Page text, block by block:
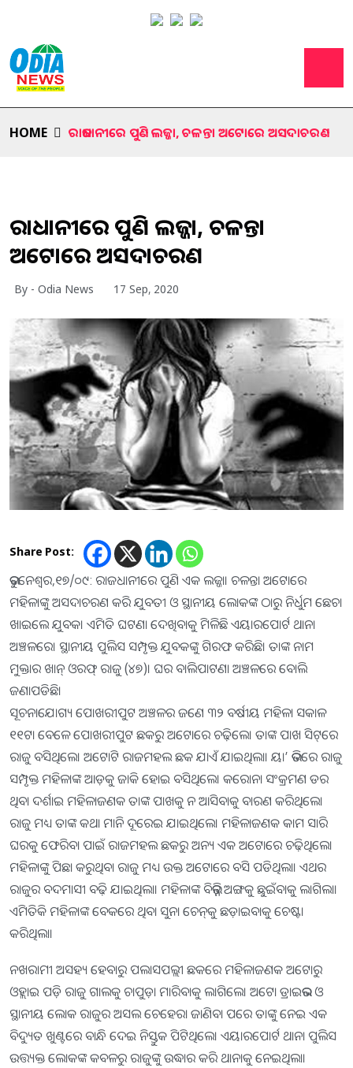
HOME ରାଜଧାନୀରେ ପୁଣି ଲଜ୍ଜା, ଚଳନ୍ତା ଅଟୋରେ ଅସଦାଚରଣ
ରାଜଧାନୀରେ ପୁଣି ଲଜ୍ଜା, ଚଳନ୍ତା
ଅଟୋରେ ଅସଦାଚରଣ
By - Odia News 17 Sep, 2020
Share Post:
ଭୁବନେଶ୍ୱର,୧୭/୦୯: ରାଜଧାନୀରେ ପୁଣି ଏକ ଲଜ୍ଜା। ଚଳନ୍ତା ଅଟୋରେ
ମହିଳାଙ୍କୁ ଅସଦାଚରଣ କରି ଯୁବତୀ ଓ ସ୍ଥାନୀୟ ଲୋକଙ୍କ ଠାରୁ ନିର୍ଧୁମ ଛେଚା
ଖାଇଲେ ଯୁବକ। ଏମିତି ଘଟଣା ଦେଖିବାକୁ ମିଳିଛି ଏୟାରପୋର୍ଟ ଥାନା
ଅଞ୍ଚଳରେ। ସ୍ଥାନୀୟ ପୁଲିସ ସମ୍ପୃକ୍ତ ଯୁବକଙ୍କୁ ଗିରଫ କରିଛି। ତାଙ୍କ ନାମ
ମୁକ୍ତାର ଖାନ୍‌ ଓରଫ୍‌ ରାଜୁ (୪୭)। ଘର ବାଲିପାଟଣା ଅଞ୍ଚଳରେ ବୋଲି
ଜଣାପଡିଛି।
ସୂଚନାଯୋଗ୍ୟ ପୋଖରୀପୁଟ ଅଞ୍ଚଳର ଜଣେ ୩୨ ବର୍ଷୀୟ ମହିଳା ସକାଳ
୧୧ଟା ବେଳେ ପୋଖରୀପୁଟ ଛକରୁ ଅଟୋରେ ଚଢ଼ିଲେ। ତାଙ୍କ ପାଖ ସିଟ୍‌ରେ
ରାଜୁ ବସିଥିଲେ। ଅଟୋଟି ରାଜମହଲ ଛକ ଯାଏଁ ଯାଇଥିଲା। ୟା’ ଭିତରେ ରାଜୁ
ସମ୍ପୃକ୍ତ ମହିଳାଙ୍କ ଆଡ଼କୁ ଜାକି ହୋଇ ବସିଥିଲେ। କରୋନା ସଂକ୍ରମଣ ଡର
ଥିବା ଦର୍ଶାଇ ମହିଳାଜଣକ ତାଙ୍କ ପାଖକୁ ନ ଆସିବାକୁ ବାରଣ କରିଥିଲେ।
ରାଜୁ ମଧ୍ୟ ତାଙ୍କ କଥା ମାନି ଦୂରେଇ ଯାଇଥିଲେ। ମହିଳାଜଣକ କାମ ସାରି
ଘରକୁ ଫେରିବା ପାଇଁ ରାଜମହଲ ଛକରୁ ଅନ୍ୟ ଏକ ଅଟୋରେ ଚଢ଼ିଥିଲେ।
ମହିଳାଙ୍କୁ ପିଛା କରୁଥିବା ରାଜୁ ମଧ୍ୟ ଉକ୍ତ ଅଟୋରେ ବସି ପଡିଥିଲା। ଏଥର
ରାଜୁର ବଦମାସୀ ବଢ଼ି ଯାଇଥିଲା। ମହିଳାଙ୍କ ବିଭିନ୍ନ ଅଙ୍ଗକୁ ଛୁଇଁବାକୁ ଲାଗିଲା।
ଏମିତିକି ମହିଳାଙ୍କ ବେକରେ ଥିବା ସୁନା ଚେନ୍‌କୁ ଛଡ଼ାଇବାକୁ ଚେଷ୍ଟା
କରିଥିଲା।
ନଖରାମୀ ଅସହ୍ୟ ହେବାରୁ ପଲାସପଲ୍ଲୀ ଛକରେ ମହିଳାଜଣକ ଅଟୋରୁ
ଓହ୍ଲାଇ ପଡ଼ି ରାଜୁ ଗାଲକୁ ଚାପୁଡ଼ା ମାରିବାକୁ ଲାଗିଲେ। ଅଟୋ ଡ୍ରାଇଭର ଓ
ସ୍ଥାନୀୟ ଲୋକ ରାଜୁର ଅସଲ ଚେହେରା ଜାଣିବା ପରେ ତାଙ୍କୁ ନେଇ ଏକ
ବିଦ୍ୟୁତ ଖୁଣ୍ଟରେ ବାନ୍ଧି ଦେଇ ନିସ୍ତୁକ ପିଟିଥିଲେ। ଏୟାରପୋର୍ଟ ଥାନା ପୁଲିସ
ଉତ୍ତ୍ୟକ୍ତ ଲୋକଙ୍କ କବଳରୁ ରାଜୁଙ୍କୁ ଉଦ୍ଧାର କରି ଥାନାକୁ ନେଇଥିଲା।